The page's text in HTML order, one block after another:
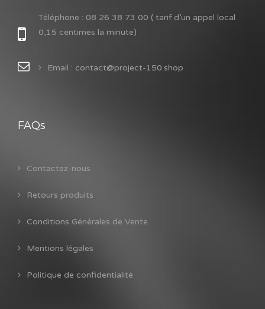
Téléphone : 08 26 38 73 00 ( tarif d’un appel local
0,15 centimes la minute)
Email : contact@project-150.shop
FAQs
Contactez-nous
Retours produits
Conditions Générales de Vente
Mentions légales
Politique de confidentialité